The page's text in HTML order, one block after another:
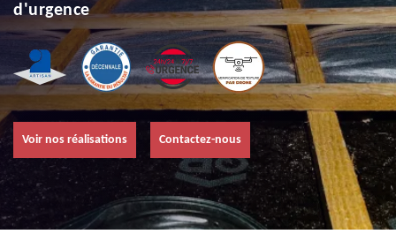
d'urgence
Voir nos réalisations Contactez-nous